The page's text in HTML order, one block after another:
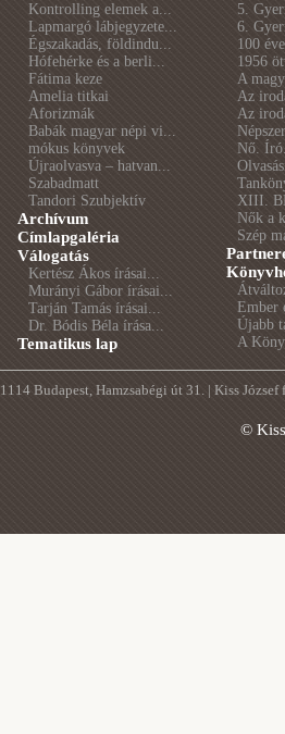
Kontrolling elemek a...
Lapmargó lábjegyzete...
Égszakadás, földindu...
Hófehérke és a berli...
Fátima keze
Amelia titkai
Aforizmák
Babák magyar népi vi...
mókus könyvek
Újraolvasva – hatvan...
Szabadmatt
Tandori Szubjektív
Archívum
Címlapgaléria
Válogatás
Kertész Ákos írásai...
Murányi Gábor írásai...
Tarján Tamás írásai...
Dr. Bódis Béla írása...
Tematikus lap
5.
6.
100
1956
A
Az
Az
Nő.
XIII.
Nők a
Szép
Ember
Újabb
A
1114 Budapest, Hamzsabégi út 31. | Kiss
©